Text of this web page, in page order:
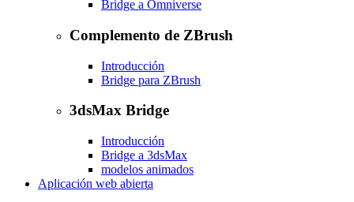
Bridge a Omniverse
Complemento de ZBrush
Introducción
Bridge para ZBrush
3dsMax Bridge
Introducción
Bridge a 3dsMax
modelos animados
Aplicación web abierta